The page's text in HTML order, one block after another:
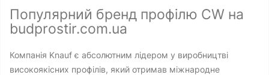
Популярний бренд профілю CW на
budprostir.com.ua
Компанія Knauf є абсолютним лідером у виробництві
високоякісних профілів, який отримав міжнародне